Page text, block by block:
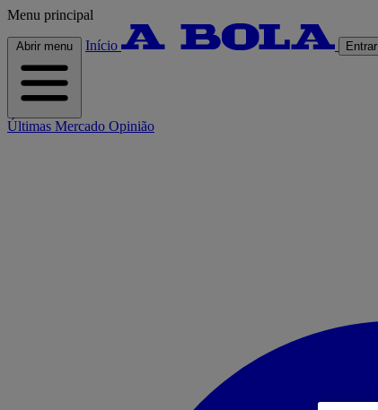
Menu principal
Abrir menu Início Entrar
Últimas Mercado Opinião